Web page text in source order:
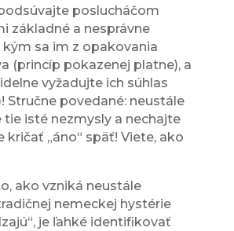
poslucháčom
základné a nesprávne
kým sa im z opakovania
(princíp pokazenej platne), a
vyžadujte ich súhlas
Stručne povedané: neustále
tie isté nezmysly a nechajte
kričať „áno“ späť! Viete, ako
ako vzniká neustále
nemeckej hystérie
je ľahké identifikovať